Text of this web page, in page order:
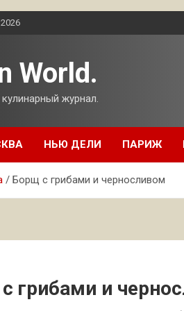
World.
журнал.
НЬЮ ДЕЛИ ПАРИЖ
Борщ с грибами и черносливом
грибами и